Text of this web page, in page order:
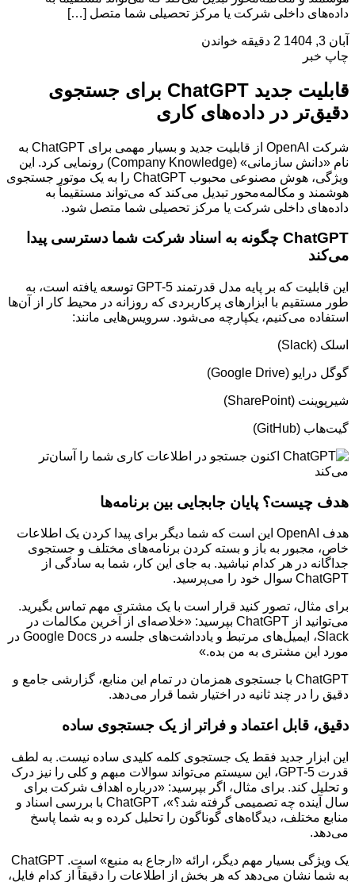
داده‌های داخلی شرکت یا مرکز تحصیلی شما متصل […]
آبان 3, 1404
2 دقیقه خواندن
چاپ خبر
قابلیت جدید ChatGPT برای جستجوی
دقیق‌تر در داده‌های کاری
شرکت OpenAI از قابلیت جدید و بسیار مهمی برای ChatGPT به
نام «دانش سازمانی» (Company Knowledge) رونمایی کرد. این
ویژگی، هوش مصنوعی محبوب ChatGPT را به یک موتور جستجوی
هوشمند و مکالمه‌محور تبدیل می‌کند که می‌تواند مستقیماً به
داده‌های داخلی شرکت یا مرکز تحصیلی شما متصل شود.
ChatGPT چگونه به اسناد شرکت شما دسترسی پیدا
می‌کند
این قابلیت که بر پایه مدل قدرتمند GPT-5 توسعه یافته است، به
طور مستقیم با ابزارهای پرکاربردی که روزانه در محیط کار از آن‌ها
استفاده می‌کنیم، یکپارچه می‌شود. سرویس‌هایی مانند:
اسلک (Slack)
گوگل درایو (Google Drive)
شیرپوینت (SharePoint)
گیت‌هاب (GitHub)
هدف چیست؟ پایان جابجایی بین برنامه‌ها
هدف OpenAI این است که شما دیگر برای پیدا کردن یک اطلاعات
خاص، مجبور به باز و بسته کردن برنامه‌های مختلف و جستجوی
جداگانه در هر کدام نباشید. به جای این کار، شما به سادگی از
ChatGPT سوال خود را می‌پرسید.
برای مثال، تصور کنید قرار است با یک مشتری مهم تماس بگیرید.
می‌توانید از ChatGPT بپرسید: «خلاصه‌ای از آخرین مکالمات در
Slack، ایمیل‌های مرتبط و یادداشت‌های جلسه در Google Docs در
مورد این مشتری به من بده.»
ChatGPT با جستجوی همزمان در تمام این منابع، گزارشی جامع و
دقیق را در چند ثانیه در اختیار شما قرار می‌دهد.
دقیق، قابل اعتماد و فراتر از یک جستجوی ساده
این ابزار جدید فقط یک جستجوی کلمه کلیدی ساده نیست. به لطف
قدرت GPT-5، این سیستم می‌تواند سوالات مبهم و کلی را نیز درک
و تحلیل کند. برای مثال، اگر بپرسید: «درباره اهداف شرکت برای
سال آینده چه تصمیمی گرفته شد؟»، ChatGPT با بررسی اسناد و
منابع مختلف، دیدگاه‌های گوناگون را تحلیل کرده و به شما پاسخ
می‌دهد.
یک ویژگی بسیار مهم دیگر، ارائه «ارجاع به منبع» است. ChatGPT
به شما نشان می‌دهد که هر بخش از اطلاعات را دقیقاً از کدام فایل،